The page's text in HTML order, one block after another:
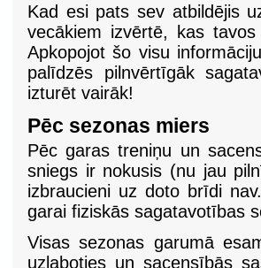
Kad esi pats sev atbildējis
vecākiem izvērtē, kas
Apkopojot šo visu
palīdzēs pilnvērtīgāk
izturēt vairāk!
Pēc sezonas miers
Pēc garas treniņu un
sniegs ir nokusis (nu jau
izbraucieni uz doto brīdi
garai fiziskās sagatavotības
Visas sezonas garumā
uzlaboties un sacensībās